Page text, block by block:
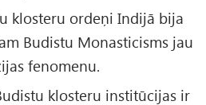
klosteru ordeņi Indijā bija
Budistu Monasticisms jau
fenomenu.
klosteru institūcijas ir